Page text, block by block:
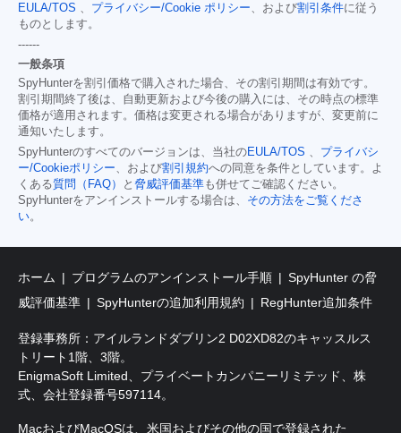
EULA/TOS
プライバシー/Cookie ポリシー 、および割引条件に従う
ものとします。
------
一般条項
SpyHunterを割引価格で購入された場合、その割引期間は有効です。
割引期間終了後は、自動更新および今後の購入には、その時点の標準
価格が適用されます。価格は変更される場合がありますが、変更前に
通知いたします。
SpyHunterのすべてのバージョンは、当社のEULA/TOS
プライバシ
ー/Cookieポリシー 、および割引規約への同意を条件としています。よ
くある質問（FAQ） と 脅威評価基準も併せてご確認ください。
SpyHunterをアンインストールする場合は、 その方法をご覧くださ
い。
ホーム プログラムのアンインストール手順
SpyHunter の脅
威評価基準
SpyHunterの追加利用規約 RegHunter追加条件
登録事務所：アイルランドダブリン2 D02XD82のキャッスルス
トリート1階、3階。
EnigmaSoft Limited、プライベートカンパニーリミテッド、株
式、会社登録番号597114。
MacおよびMacOSは、米国およびその他の国で登録された